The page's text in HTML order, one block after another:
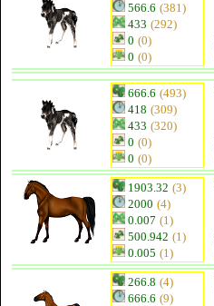
566.6 (381)
433 (292)
0 (0)
0 (0)
666.6 (493)
418 (309)
433 (320)
0 (0)
0 (0)
1903.32 (3)
2000 (4)
0.007 (1)
500.942 (1)
0.005 (1)
266.8 (4)
666.6 (9)